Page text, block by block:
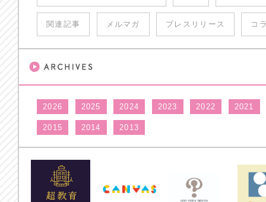
関連記事 メルマガ プレスリリース コ
2026 2025 2024 2023 2022 2021
2015 2014 2013